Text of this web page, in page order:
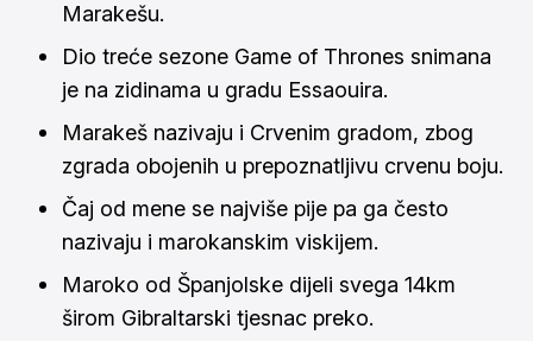
Marakešu.
Dio treće sezone Game of Thrones snimana
je na zidinama u gradu Essaouira.
Marakeš nazivaju i Crvenim gradom, zbog
zgrada obojenih u prepoznatljivu crvenu boju.
Čaj od mene se najviše pije pa ga često
nazivaju i marokanskim viskijem.
Maroko od Španjolske dijeli svega 14km
širom Gibraltarski tjesnac preko.